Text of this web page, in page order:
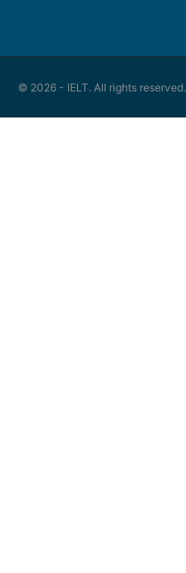
© 2026 - IELT. All rights reserved.